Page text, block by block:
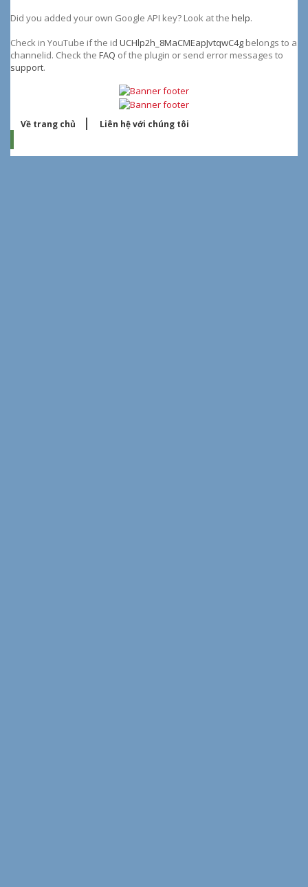
Did you added your own Google API key? Look at the help.
Check in YouTube if the id UCHlp2h_8MaCMEapJvtqwC4g belongs to a
channelid. Check the FAQ of the plugin or send error messages to
support.
Về trang chủ Liên hệ với chúng tôi